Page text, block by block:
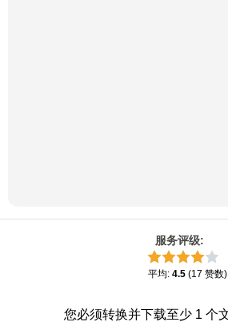
服务评级:
平均: 4.5 (17 赞数)
您必须转换并下载至少 1 个